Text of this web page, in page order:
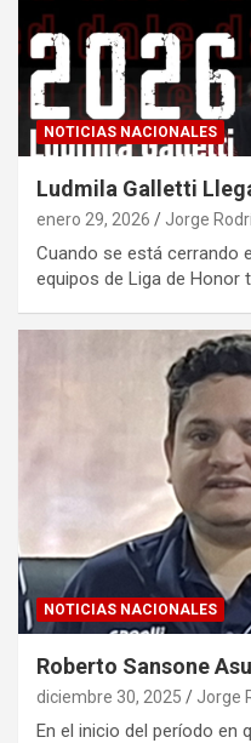
NOTICIAS NACIONALES
Ludmila Galletti
enero 29, 2026 Jorge
Cuando se está cerrando
equipos de Liga de Honor
NOTICIAS NACIONALES
Roberto Sansone
diciembre 30, 2025 Jorge
En el inicio del período en